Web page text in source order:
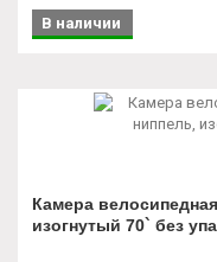
В наличии
Камера
изогнутый 70` без